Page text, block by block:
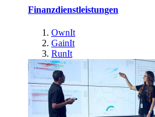
Finanzdienstleistungen
OwnIt
GainIt
RunIt